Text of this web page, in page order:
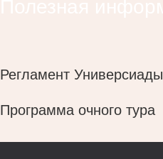
Регламент Универсиады
Программа очного тура